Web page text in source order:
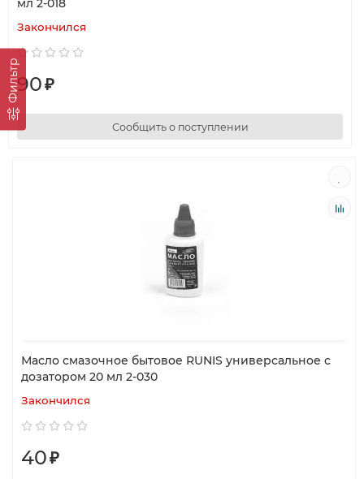
Фильтр
мл 2-018
Закончился
90₽
Сообщить о поступлении
Масло смазочное бытовое RUNIS универсальное с
дозатором 20 мл 2-030
Закончился
40₽